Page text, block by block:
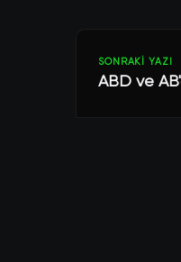
SONRAKI YAZI
ABD ve